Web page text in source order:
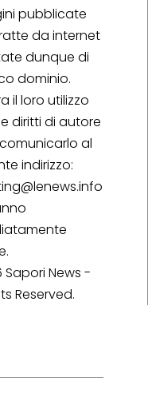
pubblicate
da internet
dunque di
dominio.
il loro utilizzo
diritti di autore
al
indirizzo:
Sapori News -
Reserved.